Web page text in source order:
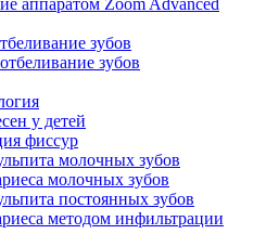
аппаратом Zoom Advanced
зубов
зубов
у детей
фиссур
молочных зубов
молочных зубов
постоянных зубов
методом инфильтрации